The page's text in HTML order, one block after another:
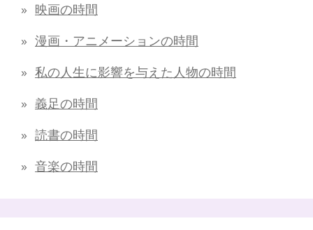
映画の時間
漫画・アニメーションの時間
私の人生に影響を与えた人物の時間
義足の時間
読書の時間
音楽の時間